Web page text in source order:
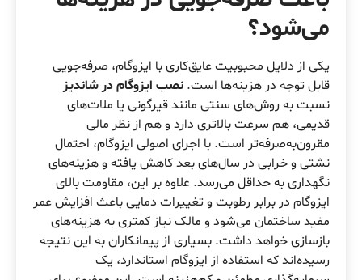
می‌شود؟
یکی از دلایل محبوبیت عایق‌کاری با ایزوگام، صرفه‌جویی
قابل توجه در هزینه‌ها است. نصب ایزوگام در شاندیز
نسبت به روش‌های سنتی مانند قیرگونی یا ملات‌های
قدیمی، هم سرعت بالاتری دارد و هم از نظر مالی
مقرون‌به‌صرفه‌تر است. با اجرای اصولی ایزوگام، احتمال
نشتی و خرابی در سال‌های بعد کاهش یافته و هزینه‌های
نگهداری به حداقل می‌رسد. علاوه بر این، مقاومت بالای
ایزوگام در برابر رطوبت و تغییرات دمایی باعث افزایش عمر
مفید ساختمان می‌شود و مالک نیاز کمتری به هزینه‌های
بازسازی خواهد داشت. بسیاری از پیمانکاران به این نتیجه
رسیده‌اند که استفاده از ایزوگام استاندارد، یک